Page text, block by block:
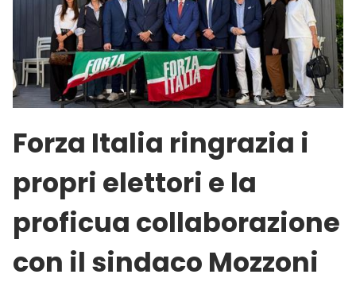
Forza Italia ringrazia i
propri elettori e la
proficua collaborazione
con il sindaco Mozzoni